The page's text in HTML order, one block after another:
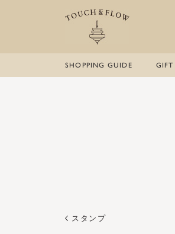
SHOPPING GUIDE GIFT
スタンプ